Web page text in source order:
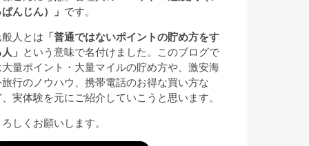
んじん）」 です。
般人とは 「普通ではないポイントの貯め方をす
」
という意味で名付けました。このブログで
大量ポイント・大量マイルの貯め方や、激安海
旅行のノウハウ、携帯電話のお得な買い方な
、実体験を元にご紹介していこうと思います。
しくお願いします。